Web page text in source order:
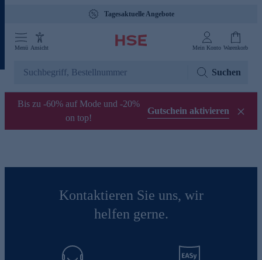
Tagesaktuelle Angebote
Menü Ansicht Mein Konto Warenkorb
Suchen
Bis zu -60% auf Mode und -20%
on top!
Gutschein aktivieren
Kontaktieren Sie uns, wir
helfen gerne.